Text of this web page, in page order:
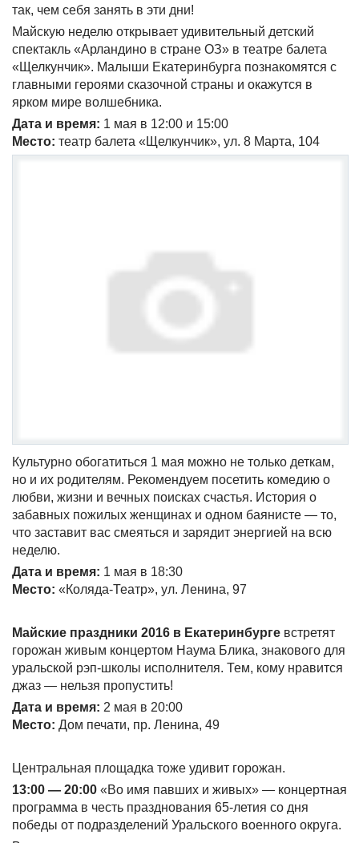
так, чем себя занять в эти дни!
Майскую неделю открывает удивительный детский
спектакль «Арландино в стране ОЗ» в театре балета
«Щелкунчик». Малыши Екатеринбурга познакомятся с
главными героями сказочной страны и окажутся в
ярком мире волшебника.
Дата и время: 1 мая в 12:00 и 15:00
Место: театр балета «Щелкунчик», ул. 8 Марта, 104
Культурно обогатиться 1 мая можно не только деткам,
но и их родителям. Рекомендуем посетить комедию о
любви, жизни и вечных поисках счастья. История о
забавных пожилых женщинах и одном баянисте — то,
что заставит вас смеяться и зарядит энергией на всю
неделю.
Дата и время: 1 мая в 18:30
Место: «Коляда-Театр», ул. Ленина, 97
Майские праздники 2016 в Екатеринбурге встретят
горожан живым концертом Наума Блика, знакового для
уральской рэп-школы исполнителя. Тем, кому нравится
джаз — нельзя пропустить!
Дата и время: 2 мая в 20:00
Место: Дом печати, пр. Ленина, 49
Центральная площадка тоже удивит горожан.
13:00 — 20:00 «Во имя павших и живых» — концертная
программа в честь празднования 65-летия со дня
победы от подразделений Уральского военного округа.